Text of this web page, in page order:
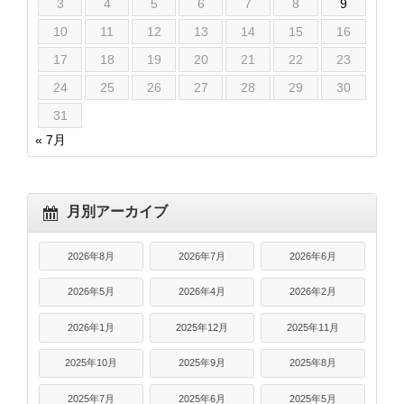
3 4 5 6 7 8
9
10
11 12 13 14 15
16
17
18 19 20 21 22
23
24
25 26 27 28 29
30
31
« 7月
月別アーカイブ
2026年8月 2026年7月 2026年6月
2026年5月 2026年4月 2026年2月
2026年1月 2025年12月 2025年11月
2025年10月 2025年9月 2025年8月
2025年7月 2025年6月 2025年5月